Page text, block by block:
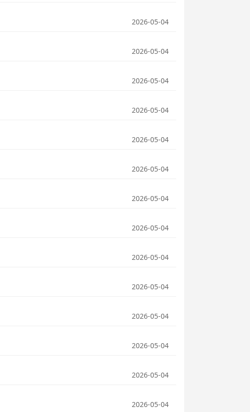
2026-05-04
2026-05-04
2026-05-04
2026-05-04
2026-05-04
2026-05-04
2026-05-04
2026-05-04
2026-05-04
2026-05-04
2026-05-04
2026-05-04
2026-05-04
2026-05-04